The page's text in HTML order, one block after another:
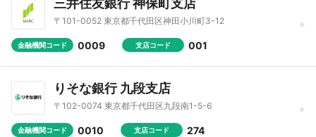
三井住友銀行 神保町支店
〒101-0052 東京都千代田区神田小川町3-12
金融機関コード 0009 支店コード 001
りそな銀行 九段支店
〒102-0074 東京都千代田区九段南1-5-6
金融機関コード 0010 支店コード 274